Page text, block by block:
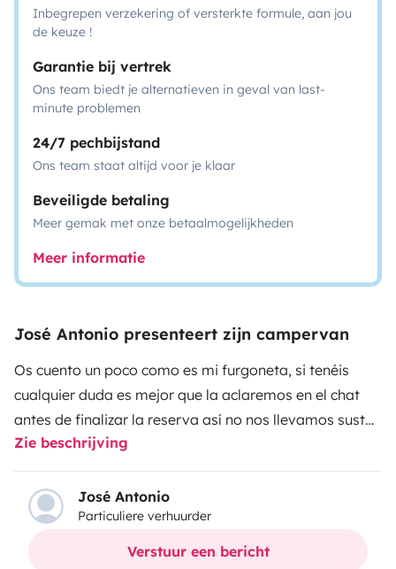
Inbegrepen verzekering of versterkte formule, aan jou
de keuze !
Garantie bij vertrek
Ons team biedt je alternatieven in geval van last-
minute problemen
24/7 pechbijstand
Ons team staat altijd voor je klaar
Beveiligde betaling
Meer gemak met onze betaalmogelijkheden
Meer informatie
José Antonio presenteert zijn campervan
Os cuento un poco como es mi furgoneta, si tenéis
cualquier duda es mejor que la aclaremos en el chat
antes de finalizar la reserva así no nos llevamos sustos
con todo el viaje montado. También te pediré
información que deberás de darme de manera
ineludible para poder finalizar la reserva, serán datos
no personales, pero si importantes, como por ejemplo
los años de carnet, experiencia previa con este tipo de
Zie beschrijving
José Antonio
Particuliere verhuurder
Verstuur een bericht